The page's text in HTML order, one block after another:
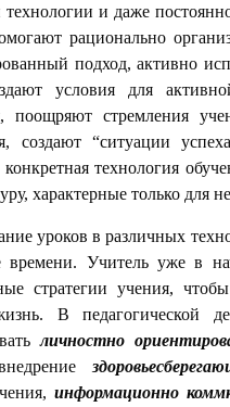
технологии и даже
рационально
подход, активно
условия для
поощряют стремления
создают “ситуации
технология
характерные только для
уроков в различных
времени. Учитель уже в
стратегии учения,
В педагогической
личностно
информационно